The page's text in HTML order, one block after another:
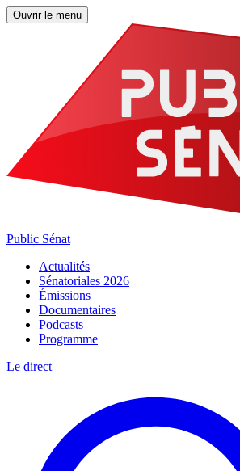
Ouvrir le menu
Public Sénat
Actualités
Sénatoriales 2026
Émissions
Documentaires
Podcasts
Programme
Le direct